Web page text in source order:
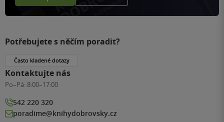
Potřebujete s něčím poradit?
Často kladené dotazy
Kontaktujte nás
Po–Pá: 8:00–17:00
542 220 320
poradime@knihydobrovsky.cz